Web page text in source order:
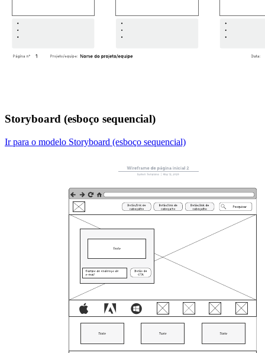
Storyboard (esboço sequencial)
Ir para o modelo Storyboard (esboço sequencial)